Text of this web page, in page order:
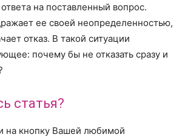
на поставленный вопрос.
ее своей неопределенностью,
отказ. В такой ситуации
почему бы не отказать сразу и
статья?
на кнопку Вашей любимой